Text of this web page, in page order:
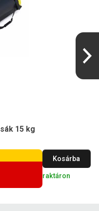
15 kg
Kosárba
raktáron